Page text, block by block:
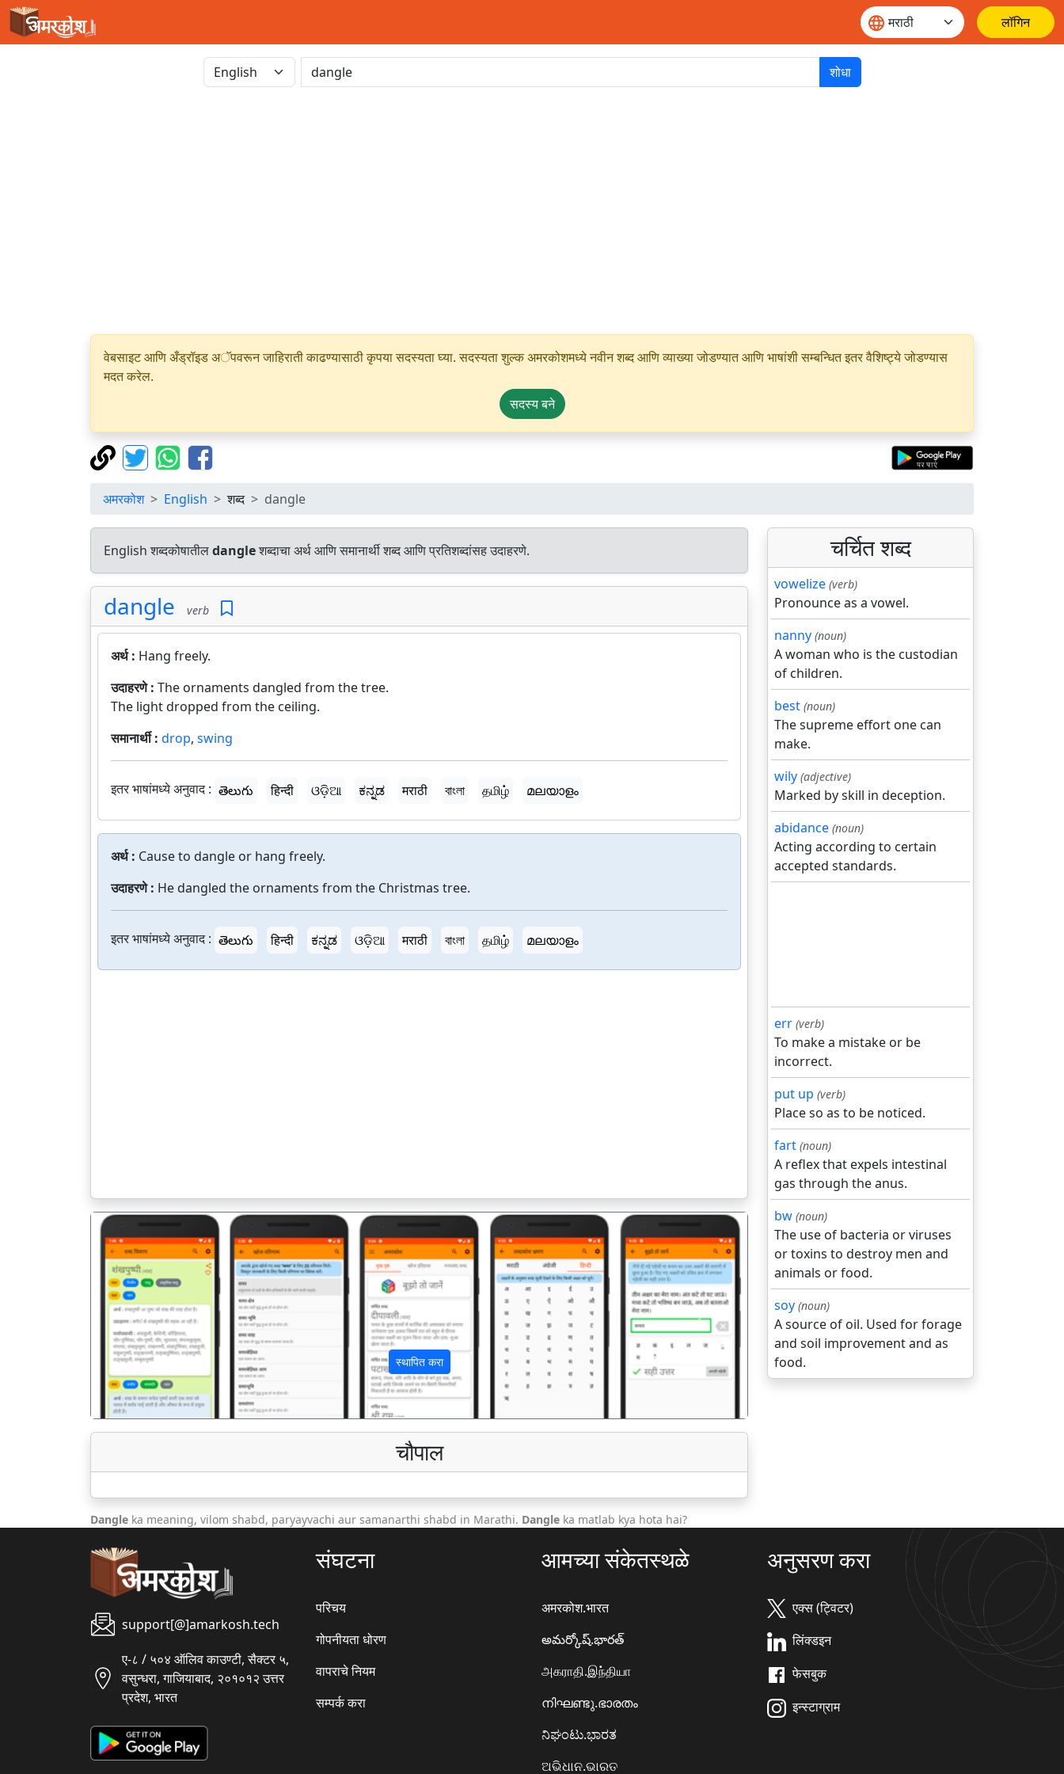
लॉगिन
शोधा
वेबसाइट आणि अँड्रॉइड अॅपवरून जाहिराती काढण्यासाठी कृपया सदस्यता घ्या. सदस्यता शुल्क अमरकोशमध्ये नवीन शब्द आणि व्याख्या जोडण्यात आणि भाषांशी सम्बन्धित इतर वैशिष्ट्ये जोडण्यास
मदत करेल.
सदस्य बने
अमरकोश English शब्द dangle
English शब्दकोषातीलdangleशब्दाचा अर्थ आणि समानार्थी शब्द आणि प्रतिशब्दांसह उदाहरणे.
dangle verb
अर्थ : Hang freely.
उदाहरणे : The ornaments dangled from the tree.
The light dropped from the ceiling.
समानार्थी : drop, swing
इतर भाषांमध्ये अनुवाद : తెలుగు हिन्दी ଓଡ଼ିଆ ಕನ್ನಡ मराठी বাংলা தமிழ் മലയാളം
अर्थ : Cause to dangle or hang freely.
उदाहरणे : He dangled the ornaments from the Christmas tree.
इतर भाषांमध्ये अनुवाद : తెలుగు हिन्दी ಕನ್ನಡ ଓଡ଼ିଆ मराठी বাংলা தமிழ் മലയാളം
स्थापित करा
पिछला अगला
चौपाल
चर्चित शब्द
vowelize (verb)
Pronounce as a vowel.
nanny (noun)
A woman who is the custodian
of children.
best (noun)
The supreme effort one can
make.
wily (adjective)
Marked by skill in deception.
abidance (noun)
Acting according to certain
accepted standards.
err (verb)
To make a mistake or be
incorrect.
put up (verb)
Place so as to be noticed.
fart (noun)
A reflex that expels intestinal
gas through the anus.
bw (noun)
The use of bacteria or viruses
or toxins to destroy men and
animals or food.
soy (noun)
A source of oil. Used for forage
and soil improvement and as
food.
Dangle ka meaning, vilom shabd, paryayvachi aur samanarthi shabd in Marathi. Dangle ka matlab kya hota hai?
support[@]amarkosh.tech
ए-८ / ५०४ ऑलिव काउण्टी, सैक्टर ५,
वसुन्धरा, गाजियाबाद, २०१०१२ उत्तर
प्रदेश, भारत
संघटना
परिचय
गोपनीयता धोरण
वापराचे नियम
सम्पर्क करा
आमच्या संकेतस्थळे
अमरकोश.भारत
అమర్కోష్.భారత్
அகராதி.இந்தியா
നിഘണ്ടു.ഭാരതം
ನಿಘಂಟು.ಭಾರತ
ଅଭିଧାନ.ଭାରତ
अनुसरण करा
एक्स (ट्विटर)
लिंक्डइन
फेसबुक
इन्स्टाग्राम